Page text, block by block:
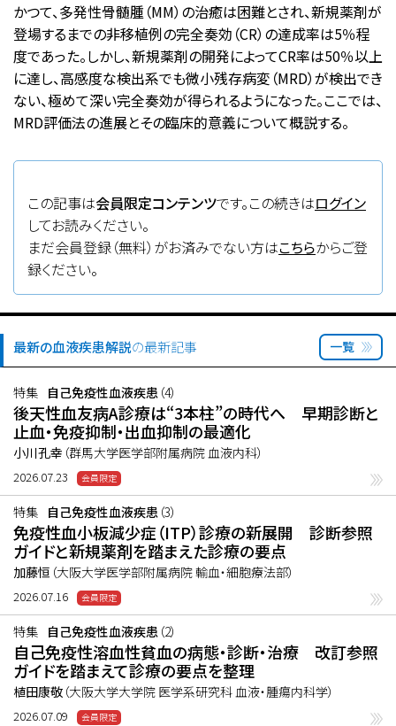
かつて、多発性骨髄腫（MM）の治癒は困難とされ、新規薬剤が
登場するまでの非移植例の完全奏効（CR）の達成率は5％程
度であった。しかし、新規薬剤の開発によってCR率は50％以上
に達し、高感度な検出系でも微小残存病変（MRD）が検出でき
ない、極めて深い完全奏効が得られるようになった。ここでは、
MRD評価法の進展とその臨床的意義について概説する。
この記事は会員限定コンテンツです。この続きはログイン
してお読みください。
まだ会員登録（無料）がお済みでない方はこちらからご登
録ください。
最新の血液疾患解説の最新記事 一覧
特集 自己免疫性血液疾患 （4）
後天性血友病A診療は“3本柱”の時代へ 早期診断と
止血・免疫抑制・出血抑制の最適化
小川孔幸 （群馬大学医学部附属病院 血液内科）
2026.07.23
特集 自己免疫性血液疾患 （3）
免疫性血小板減少症（ITP）診療の新展開 診断参照
ガイドと新規薬剤を踏まえた診療の要点
加藤恒 （大阪大学医学部附属病院 輸血・細胞療法部）
2026.07.16
特集 自己免疫性血液疾患 （2）
自己免疫性溶血性貧血の病態・診断・治療 改訂参照
ガイドを踏まえて診療の要点を整理
植田康敬 （大阪大学大学院 医学系研究科 血液・腫瘍内科学）
2026.07.09